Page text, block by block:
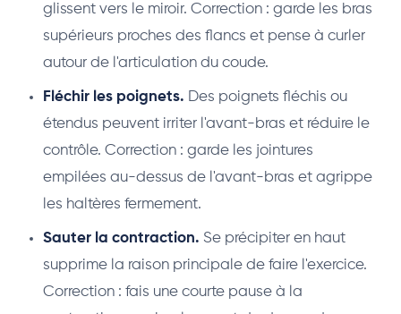
glissent vers le miroir. Correction : garde les bras
supérieurs proches des flancs et pense à curler
autour de l'articulation du coude.
Fléchir les poignets. Des poignets fléchis ou
étendus peuvent irriter l'avant-bras et réduire le
contrôle. Correction : garde les jointures
empilées au-dessus de l'avant-bras et agrippe
les haltères fermement.
Sauter la contraction. Se précipiter en haut
supprime la raison principale de faire l'exercice.
Correction : fais une courte pause à la